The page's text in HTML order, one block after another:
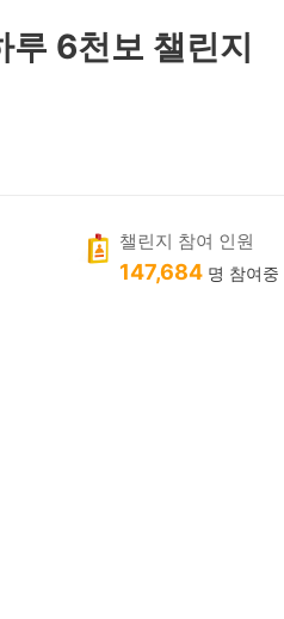
루 6천보 챌린지
챌린지 참여 인원
147,684 명 참여중